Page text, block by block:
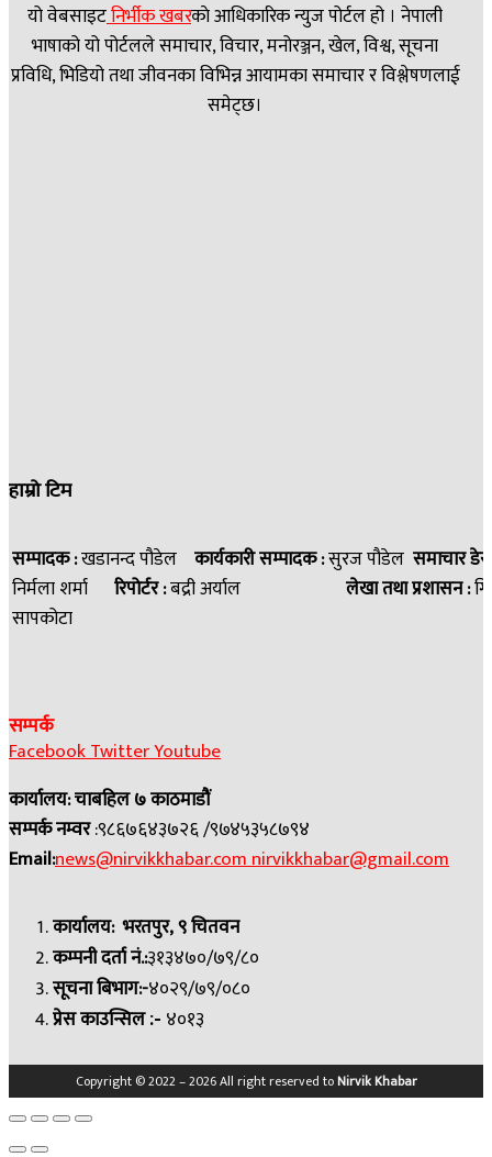
यो वेबसाइटनिर्भीक खबरकाे आधिकारिक न्युज पोर्टल हो । नेपाली
भाषाको यो पोर्टलले समाचार, विचार, मनोरञ्जन, खेल, विश्व, सूचना
प्रविधि, भिडियो तथा जीवनका विभिन्न आयामका समाचार र विश्लेषणलाई
समेट्छ।
हाम्रो टिम
सम्पादक :खडानन्द पौडेल कार्यकारी सम्पादक :सुरज पौडेल समाचार
निर्मला शर्मा रिपोर्टर :बद्री अर्याल लेखा तथा प्रशासन :
सापकोटा
सम्पर्क
FacebookTwitterYoutube
कार्यालय: चाबहिल ७ काठमाडौं
सम्पर्क नम्वर:९८६७६४३७२६ /९७४५३५८७९४
Email:news@nirvikkhabar.comnirvikkhabar@gmail.com
कार्यालय: भरतपुर, ९ चितवन
कम्पनी दर्ता नं.:३१३४७०/७९/८०
सूचना बिभाग:-४०२९/७९/०८०
प्रेस काउन्सिल:- ४०१३
Copyright © 2022 – 2026 All right reserved toNirvik Khabar